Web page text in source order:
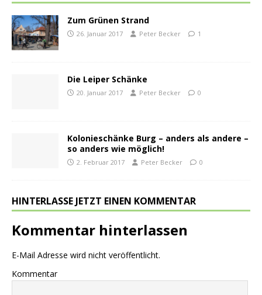
Zum Grünen Strand
26. Januar 2017 Peter Becker 1
Die Leiper Schänke
20. Januar 2017 Peter Becker 0
Kolonieschänke Burg – anders als andere –
so anders wie möglich!
2. Februar 2017 Peter Becker 0
HINTERLASSE JETZT EINEN KOMMENTAR
Kommentar hinterlassen
E-Mail Adresse wird nicht veröffentlicht.
Kommentar